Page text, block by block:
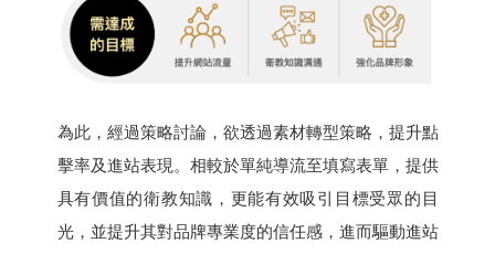
為此，經過策略討論，欲透過素材轉型策略，提升點
擊率及進站表現。相較於單純導流至填寫表單，提供
具有價值的衛教知識，更能有效吸引目標受眾的目
光，並提升其對品牌專業度的信任感，進而驅動進站